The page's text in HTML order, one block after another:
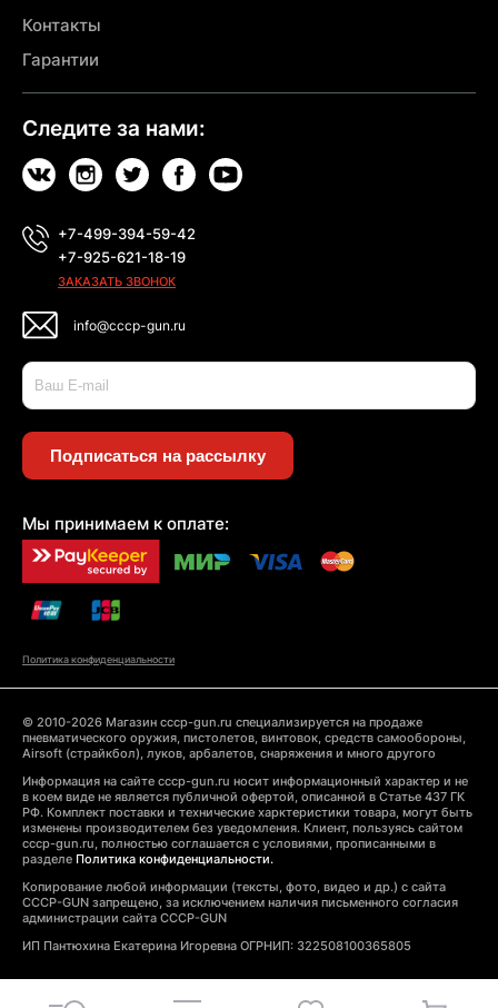
Контакты
Гарантии
Следите за нами:
+7-499-394-59-42
+7-925-621-18-19
ЗАКАЗАТЬ ЗВОНОК
info@cccp-gun.ru
Подписаться на рассылку
Мы принимаем к оплате:
Политика конфиденциальности
© 2010-2026 Магазин cccp-gun.ru специализируется на продаже
пневматического оружия, пистолетов, винтовок, средств самообороны,
Airsoft (страйкбол), луков, арбалетов, снаряжения и много другого
Информация на сайте cccp-gun.ru носит информационный характер и не
в коем виде не является публичной офертой, описанной в Статье 437 ГК
РФ. Комплект поставки и технические харктеристики товара, могут быть
изменены производителем без уведомления. Клиент, пользуясь сайтом
cccp-gun.ru, полностью соглашается с условиями, прописанными в
разделе Политика конфиденциальности.
Копирование любой информации (тексты, фото, видео и др.) с сайта
CCCP-GUN запрещено, за исключением наличия письменного согласия
администрации сайта CCCP-GUN
ИП Пантюхина Екатерина Игоревна ОГРНИП: 322508100365805